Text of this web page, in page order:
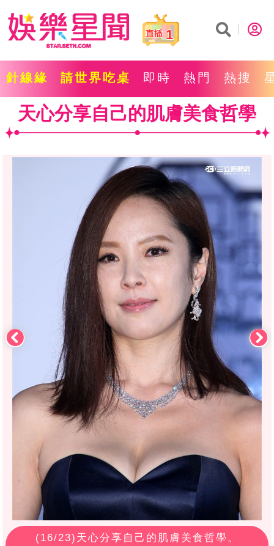
1
針線緣 請世界吃桌 即時 熱門 熱搜
天心分享自己的肌膚美食哲學
(16/23)天心分享自己的肌膚美食哲學。